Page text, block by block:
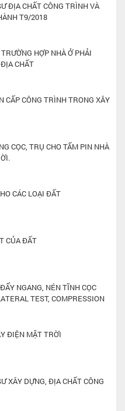
ĐỊA CHẤT CÔNG TRÌNH VÀ
T9/2018
HỢP NHÀ Ở PHẢI
CHẤT
CẤP CÔNG TRÌNH TRONG XÂY
CỌC, TRỤ CHO TẤM PIN NHÀ
CÁC LOẠI ĐẤT
CỦA ĐẤT
NGANG, NÉN TĨNH CỌC
TEST, COMPRESSION
ĐIỆN MẶT TRỜI
XÂY DỰNG, ĐỊA CHẤT CÔNG